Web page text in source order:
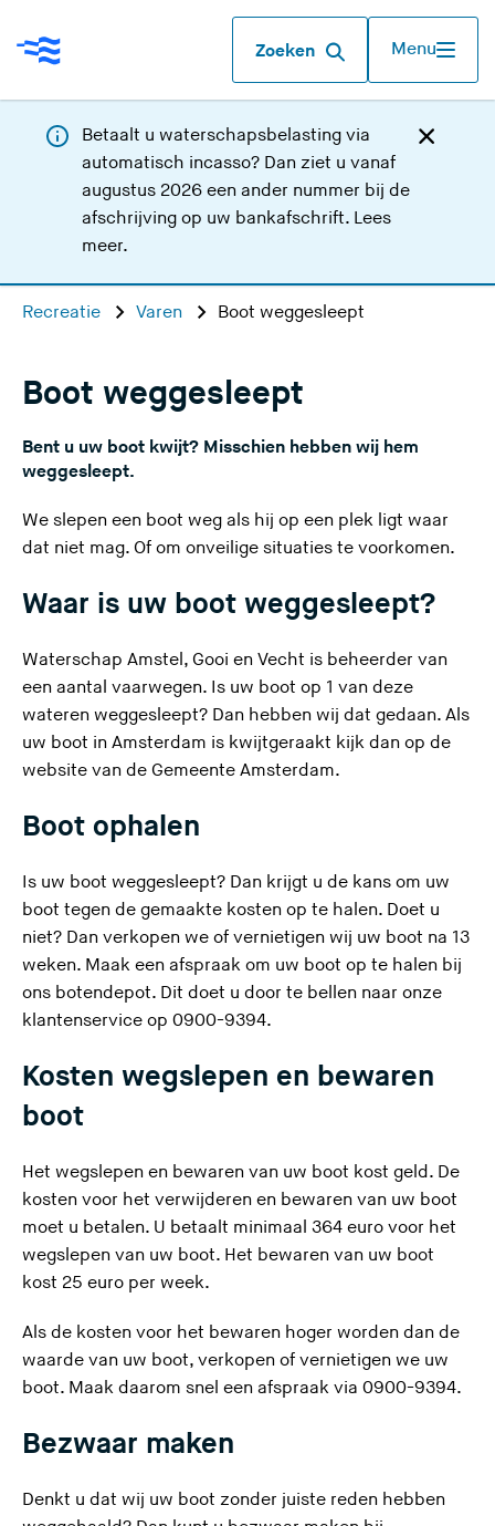
Zoeken Menu
Betaalt u waterschapsbelasting via
automatisch incasso? Dan ziet u vanaf
augustus 2026 een ander nummer bij de
afschrijving op uw bankafschrift. Lees
meer.
Recreatie Varen Boot weggesleept
Boot weggesleept
Bent u uw boot kwijt? Misschien hebben wij hem
weggesleept.
We slepen een boot weg als hij op een plek ligt waar
dat niet mag. Of om onveilige situaties te voorkomen.
Waar is uw boot weggesleept?
Waterschap Amstel, Gooi en Vecht is beheerder van
een aantal vaarwegen. Is uw boot op 1 van deze
wateren weggesleept? Dan hebben wij dat gedaan. Als
uw boot in Amsterdam is kwijtgeraakt kijk dan op de
website van de Gemeente Amsterdam(
r
l
a
a
t
z
t
e
)
.
Boot ophalen
Is uw boot weggesleept? Dan krijgt u de kans om uw
boot tegen de gemaakte kosten op te halen. Doet u
niet? Dan verkopen we of vernietigen wij uw boot na 13
weken. Maak een afspraak om uw boot op te halen bij
ons botendepot. Dit doet u door te bellen naar onze
klantenservice op 0900-9394.
Kosten wegslepen en bewaren
boot
Het wegslepen en bewaren van uw boot kost geld. De
kosten voor het verwijderen en bewaren van uw boot
moet u betalen. U betaalt minimaal 364 euro voor het
wegslepen van uw boot. Het bewaren van uw boot
kost 25 euro per week.
Als de kosten voor het bewaren hoger worden dan de
waarde van uw boot, verkopen of vernietigen we uw
boot. Maak daarom snel een afspraak via 0900-9394.
Bezwaar maken
Denkt u dat wij uw boot zonder juiste reden hebben